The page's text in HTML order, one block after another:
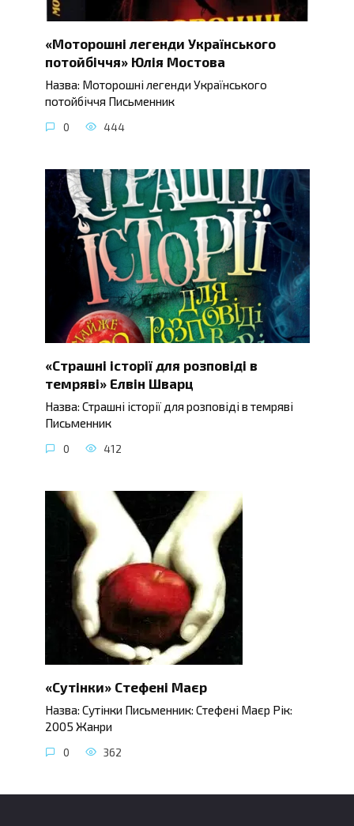
«Моторошні легенди Українського
потойбіччя» Юлія Мостова
Назва: Моторошні легенди Українського
потойбіччя Письменник
0 444
«Страшні історії для розповіді в
темряві» Елвін Шварц
Назва: Страшні історії для розповіді в темряві
Письменник
0 412
«Сутінки» Стефені Маєр
Назва: Сутінки Письменник: Стефені Маєр Рік:
2005 Жанри
0 362